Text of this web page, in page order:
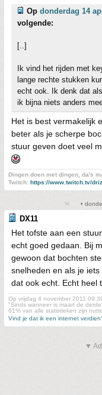
Op donderdag 14
volgende:
[..]
Ik vind het rijden met
lange rechte stukken
echt ook. Ik denk dat
ik bijna niets anders
Het is best vermakelijk
beter als je scherpe
stuur geven doet veel
Dingen doen met dingen, da's
Twitch: https://www.twitch.tv/
•
DX11
Het tofste aan een
echt goed gedaan. Bij
gewoon dat bochten
snelheden en als je
dat ook echt. Echt heel
Op vrijdag 4 november 2011
"Sinds wanneer is maart de
61% van alle statistieken zijn
Vind je dat ik een internet
▼